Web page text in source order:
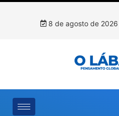
8 de agosto de 2026